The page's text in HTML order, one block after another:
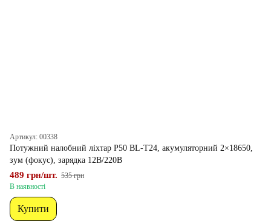
Артикул: 00338
Потужний налобний ліхтар P50 BL-T24, акумуляторний 2×18650,
зум (фокус), зарядка 12В/220В
489 грн/шт. 535 грн
В наявності
Купити